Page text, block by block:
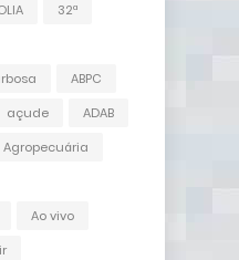
32ª
ABPC
açude
ADAB
Agropecuária
Ao vivo